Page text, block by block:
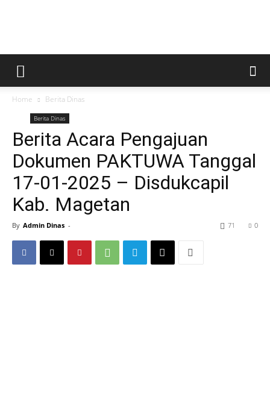
Kabar
Home Berita Dinas
Berita Dinas
Berita Acara Pengajuan
Dokumen PAKTUWA Tanggal
17-01-2025 – Disdukcapil
Kab. Magetan
By Admin Dinas - 0
71